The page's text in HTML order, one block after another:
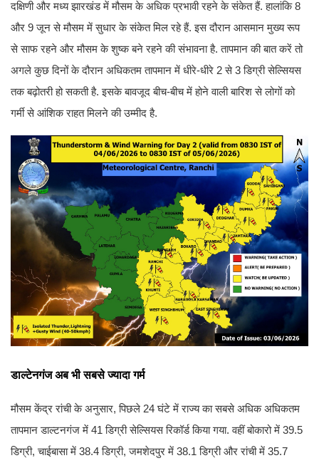
दक्षिणी और मध्य झारखंड में मौसम के अधिक प्रभावी रहने के संकेत हैं. हालांकि 8
और 9 जून से मौसम में सुधार के संकेत मिल रहे हैं. इस दौरान आसमान मुख्य रूप
से साफ रहने और मौसम के शुष्क बने रहने की संभावना है. तापमान की बात करें तो
अगले कुछ दिनों के दौरान अधिकतम तापमान में धीरे-धीरे 2 से 3 डिग्री सेल्सियस
तक बढ़ोतरी हो सकती है. इसके बावजूद बीच-बीच में होने वाली बारिश से लोगों को
गर्मी से आंशिक राहत मिलने की उम्मीद है.
डाल्टेनगंज अब भी सबसे ज्यादा गर्म
मौसम केंद्र रांची के अनुसार, पिछले 24 घंटे में राज्य का सबसे अधिक अधिकतम
तापमान डाल्टनगंज में 41 डिग्री सेल्सियस रिकॉर्ड किया गया. वहीं बोकारो में 39.5
डिग्री, चाईबासा में 38.4 डिग्री, जमशेदपुर में 38.1 डिग्री और रांची में 35.7